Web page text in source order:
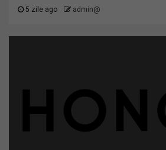
5 zile ago admin@